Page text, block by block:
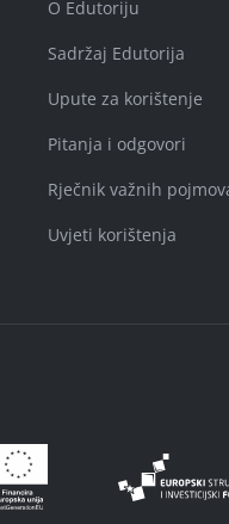
O Edutoriju
Sadržaj Edutorija
Upute za korištenje
Pitanja i odgovori
Rječnik važnih
Uvjeti korištenja